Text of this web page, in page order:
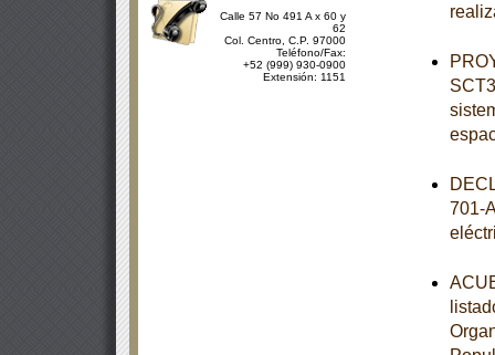
Calle 57 No 491 A x 60 y
62
Col. Centro, C.P. 97000
Teléfono/Fax:
+52 (999) 930-0900
Extensión: 1151
701-